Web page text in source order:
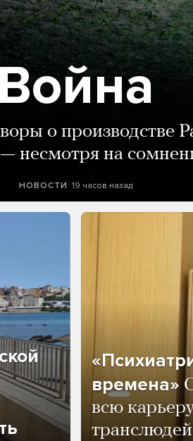
Война
о производстве
несмотря на
НОВОСТИ 19 часов назад
времена»
всю